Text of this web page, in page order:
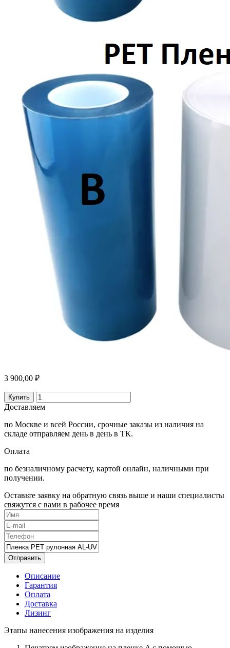
3 900,00 ₽
Купить
Доставляем
по Москве и всей России, срочные заказы из наличия на
складе отправляем день в день в ТК.
Оплата
по безналичному расчету, картой онлайн, наличными при
получении.
Оставьте заявку на обратную связь выше и наши специалисты
свяжутся с вами в рабочее время
Отправить
Описание
Гарантия
Оплата
Доставка
Лизинг
Этапы нанесения изображения на изделия